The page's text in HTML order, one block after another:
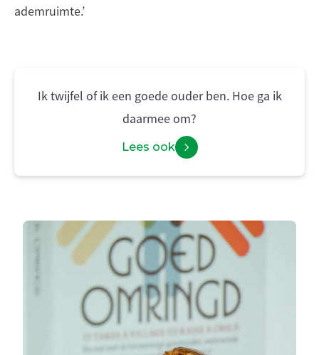
ademruimte.’
Ik twijfel of ik een goede ouder ben. Hoe ga ik
daarmee om?
Lees ook